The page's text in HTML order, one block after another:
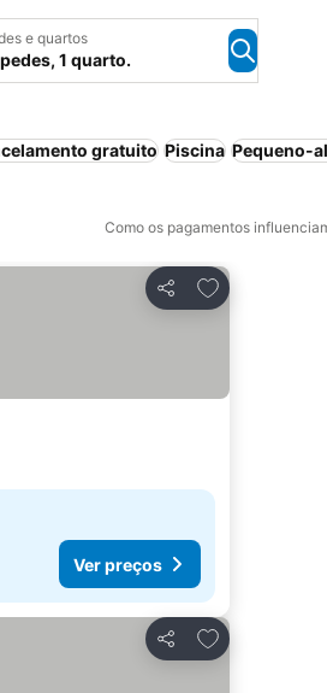
e quartos
1 quarto.
gratuito Piscina Pequeno-
Como os pagamentos
Partilhar
Adicionar aos
Ver preços
Partilhar
Adicionar aos